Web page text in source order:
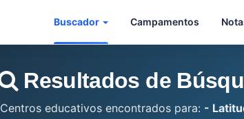
Buscador Campamentos
Resultados de
Centros educativos encontrados para: -